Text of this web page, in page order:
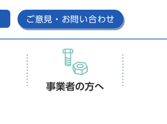
ご意見・お問い合わせ
事業者の方へ